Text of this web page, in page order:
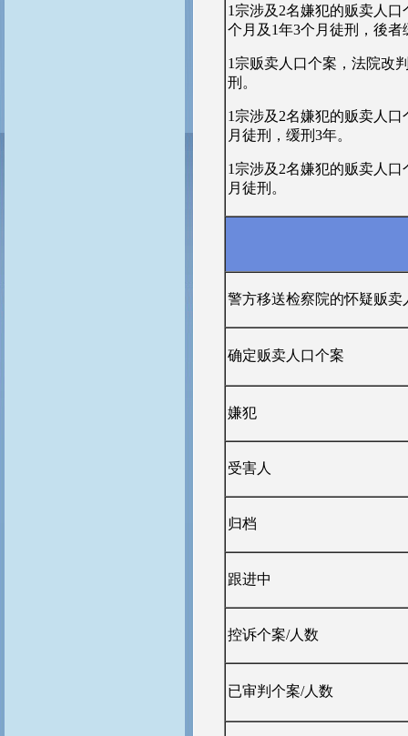
1宗涉及2名嫌犯的贩卖人
个月及1年3个月徒刑，後者
1宗贩卖人口个案，法院改
刑。
1宗涉及2名嫌犯的贩卖人
月徒刑，缓刑3年。
1宗涉及2名嫌犯的贩卖人
月徒刑。
警方移送检察院的怀疑贩卖
确定贩卖人口个案
嫌犯
受害人
归档
跟进中
控诉个案/人数
已审判个案/人数